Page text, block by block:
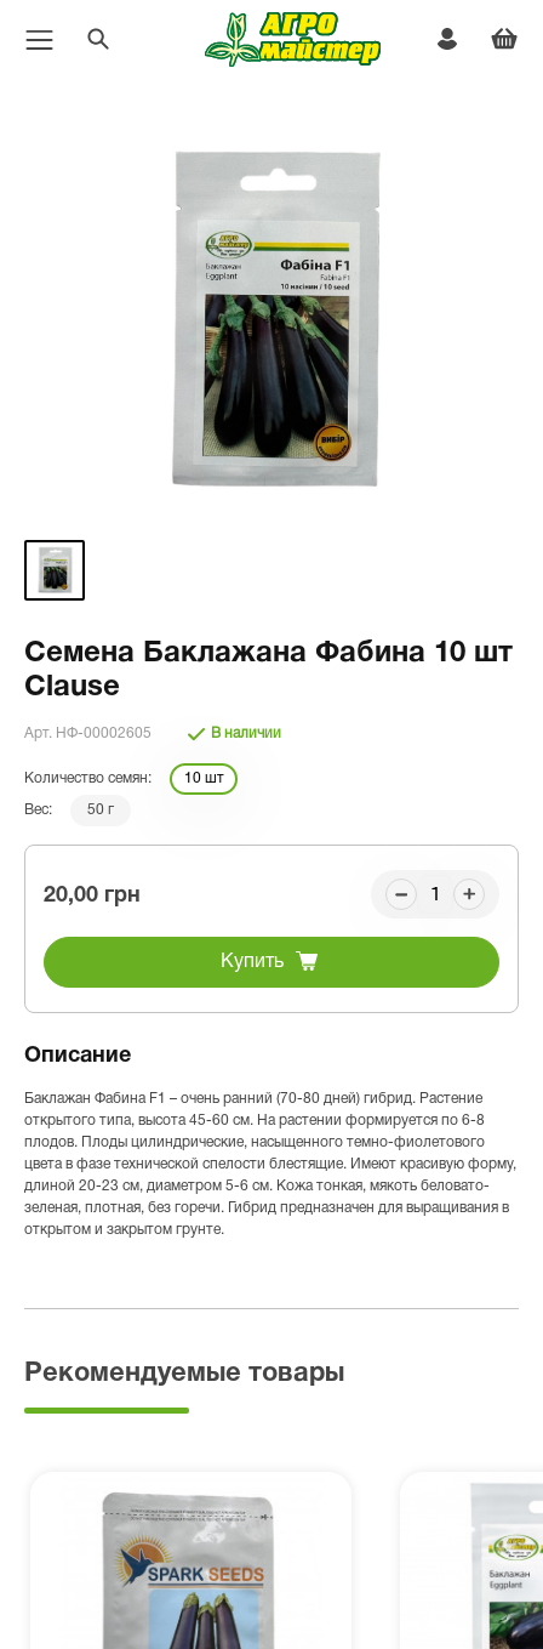
Семена Баклажана Фабина 10 шт
Clause
Арт. НФ-00002605 В наличии
Количество семян: 10 шт
Вес: 50 г
20,00 грн
Купить
Описание
Баклажан Фабина F1 – очень ранний (70-80 дней) гибрид. Растение
открытого типа, высота 45-60 см. На растении формируется по 6-8
плодов. Плоды цилиндрические, насыщенного темно-фиолетового
цвета в фазе технической спелости блестящие. Имеют красивую форму,
длиной 20-23 см, диаметром 5-6 см. Кожа тонкая, мякоть беловато-
зеленая, плотная, без горечи. Гибрид предназначен для выращивания в
открытом и закрытом грунте.
Рекомендуемые товары